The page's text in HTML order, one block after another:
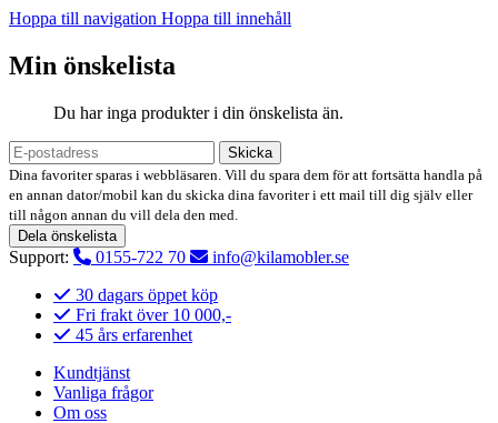
Hoppa till navigation Hoppa till innehåll
Min önskelista
Du har inga produkter i din önskelista än.
Skicka
Dina favoriter sparas i webbläsaren. Vill du spara dem för att fortsätta handla på
en annan dator/mobil kan du skicka dina favoriter i ett mail till dig själv eller
till någon annan du vill dela den med.
Dela önskelista
Support: 0155-722 70
info@kilamobler.se
30 dagars öppet köp
Fri frakt över 10 000,-
45 års erfarenhet
Kundtjänst
Vanliga frågor
Om oss